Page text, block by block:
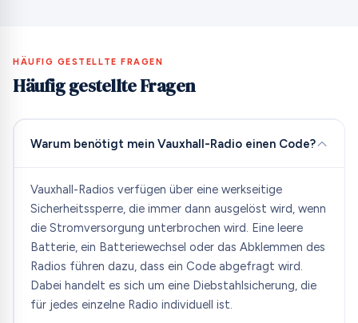
HÄUFIG GESTELLTE FRAGEN
Häufig gestellte Fragen
Warum benötigt mein Vauxhall-Radio einen Code?
Vauxhall-Radios verfügen über eine werkseitige
Sicherheitssperre, die immer dann ausgelöst wird, wenn
die Stromversorgung unterbrochen wird. Eine leere
Batterie, ein Batteriewechsel oder das Abklemmen des
Radios führen dazu, dass ein Code abgefragt wird.
Dabei handelt es sich um eine Diebstahlsicherung, die
für jedes einzelne Radio individuell ist.